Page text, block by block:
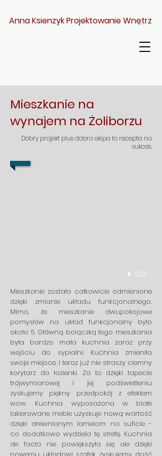
Anna Ksienzyk Projektowanie Wnętrz
Mieszkanie na
wynajem na Żoliborzu
Dobry projekt plus dobra ekipa to recepta na
sukces.
1/22
Mieszkanie zostało całkowicie odmienione
dzięki zmianie układu funkcjonalnego.
Mimo, że mieszkanie dwupokojowe
pomysłów na układ funkcjonalny było
około 5. Główną bolączką tego mieszkania
była bardzo mała kuchnia zaraz przy
wejściu do sypialni. Kuchnia zmieniła
swoje miejsce. I teraz już nie straszy ciemny
korytarz do łazienki. Za to dzięki tapecie
trójwymiarowej i jej podświetleniu
zyskujemy piękny przedpokój z efektem
wow. Kuchnia wyposażona w białe
lakierowane meble uzyskuje nową wartość
dzięki drewnianym lamelom na suficie -
co dodatkowo wydziela tę strefę. Kuchnia
de facto nie powiększyła się ale dzięki